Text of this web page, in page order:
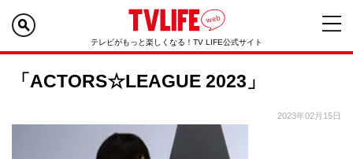
テレビがもっと楽しくなる！TV LIFE公式サイト
「ACTORS☆LEAGUE 2023」
2023年02月15日